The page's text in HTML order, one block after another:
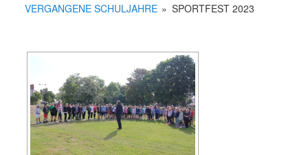
VERGANGENE SCHULJAHRE » SPORTFEST 2023